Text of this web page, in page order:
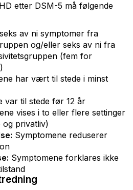
etter DSM-5 må følgende
av ni symptomer fra
og/eller seks av ni fra
(fem for
har vært til stede i minst
var til stede før 12 år
vises i to eller flere settinger
og privatliv)
Symptomene reduserer
Symptomene forklares ikke